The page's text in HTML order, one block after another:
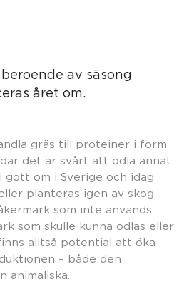
av säsong
året om.
gräs till proteiner i form
det är svårt att odla annat.
gott om i Sverige och idag
planteras igen av skog.
som inte används
som skulle kunna odlas eller
alltså potential att öka
– både den
animaliska.